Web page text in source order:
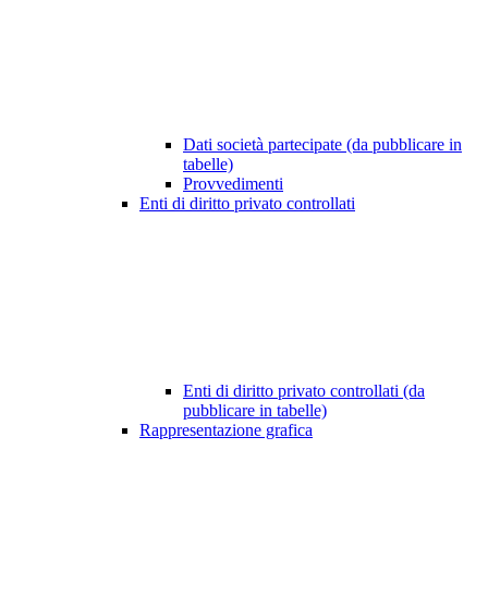
Dati società partecipate (da pubblicare in
tabelle)
Provvedimenti
Enti di diritto privato controllati
Enti di diritto privato controllati (da
pubblicare in tabelle)
Rappresentazione grafica